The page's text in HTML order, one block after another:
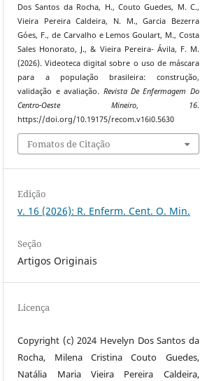
Dos Santos da Rocha, H., Couto Guedes, M. C.,
Vieira Pereira Caldeira, N. M., Garcia Bezerra
Góes, F., de Carvalho e Lemos Goulart, M., Costa
Sales Honorato, J., & Vieira Pereira- Ávila, F. M.
(2026). Videoteca digital sobre o uso de máscara
para a população brasileira: construção,
validação e avaliação. Revista De Enfermagem Do
Centro-Oeste Mineiro, 16.
https://doi.org/10.19175/recom.v16i0.5630
Fomatos de Citação
Edição
v. 16 (2026): R. Enferm. Cent. O. Min.
Seção
Artigos Originais
Licença
Copyright (c) 2024 Hevelyn Dos Santos da
Rocha, Milena Cristina Couto Guedes,
Natália Maria Vieira Pereira Caldeira,